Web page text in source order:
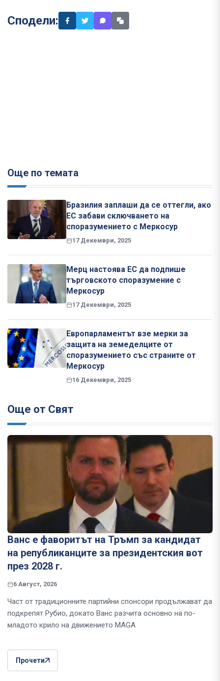
Сподели:
Още по темата
Бразилия заплаши да се оттегли, ако
ЕС забави сключването на
споразумението с Меркосур
17 Декември, 2025
Мерц настоява ЕС да подпише
търговското споразумение с
Меркосур
17 Декември, 2025
Европарламентът взе мерки за
защита на земеделците от
споразумението със страните от
Меркосур
16 Декември, 2025
Още от Свят
Ванс е фаворитът на Тръмп за кандидат
на републиканците за президентския вот
през 2028 г.
6 Август, 2026
Част от традиционните партийни спонсори продължават да
подкрепят Рубио, докато Ванс разчита основно на по-
младото крило на движението MAGA
Прочети